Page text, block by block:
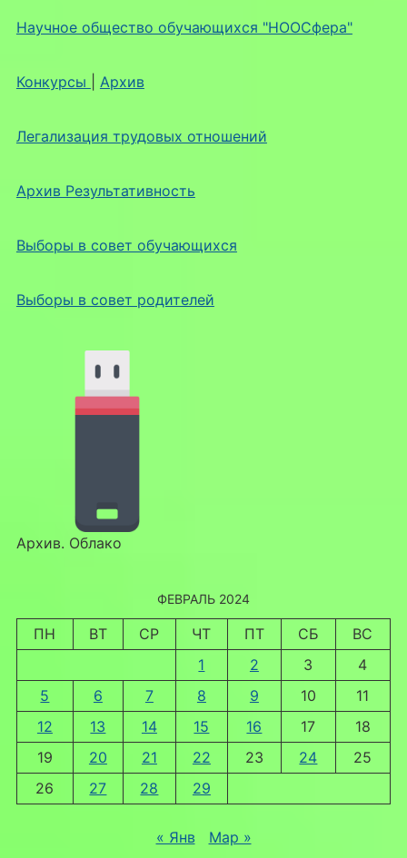
Научное общество обучающихся "НООСфера"
Конкурсы Архив
Легализация трудовых отношений
Архив Результативность
Выборы в совет обучающихся
Выборы в совет родителей
Архив. Облако
ФЕВРАЛЬ 2024
ПН ВТ СР ЧТ ПТ СБ
ВС
1
2 3
4
5
6 7 8 9 10
11
12
13 14 15 16 17
18
19
20 21 22 23 24
25
26
27 28 29
« Янв Мар »